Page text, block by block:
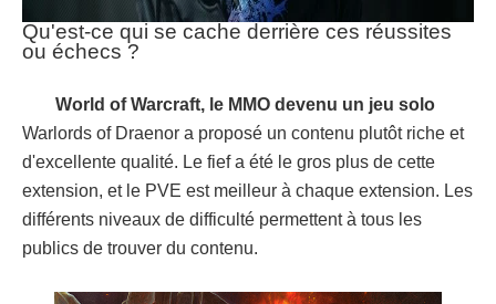
Qu'est-ce qui se cache derrière ces réussites
ou échecs ?
World of Warcraft, le MMO devenu un jeu solo
Warlords of Draenor a proposé un contenu plutôt riche et
d'excellente qualité. Le fief a été le gros plus de cette
extension, et le PVE est meilleur à chaque extension. Les
différents niveaux de difficulté permettent à tous les
publics de trouver du contenu.